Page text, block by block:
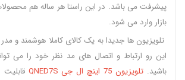
پیشرفت می باشد. در این راستا هر ساله هم
بازار وارد می شود.
تلویزیون ها جدیدا به یک کالای کاملا هوشمند و
این رو ارتباط و اتصال های مد نظر خود را می
باشید. تلویزیون 75 اینچ ال جی QNED7S
قابلیت